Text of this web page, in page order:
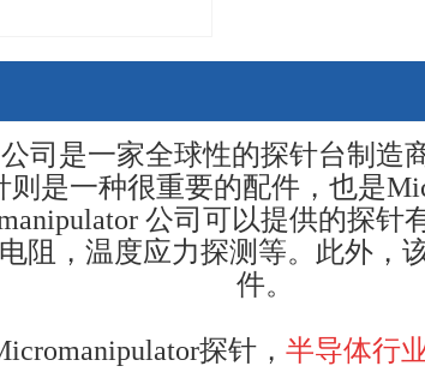
司是一家全球性的探针台制造
则是一种很重要的配件，也是
公司可以提供的探针
阻，温度应力探测等。此外，
件。
探针， 半导体行